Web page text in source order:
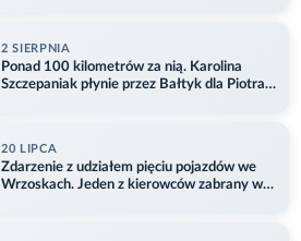
2 SIERPNIA
Ponad 100 kilometrów za nią. Karolina
Szczepaniak płynie przez Bałtyk dla Piotra.
20 LIPCA
Zdarzenie z udziałem pięciu pojazdów we
Wrzoskach. Jeden z kierowców zabrany w